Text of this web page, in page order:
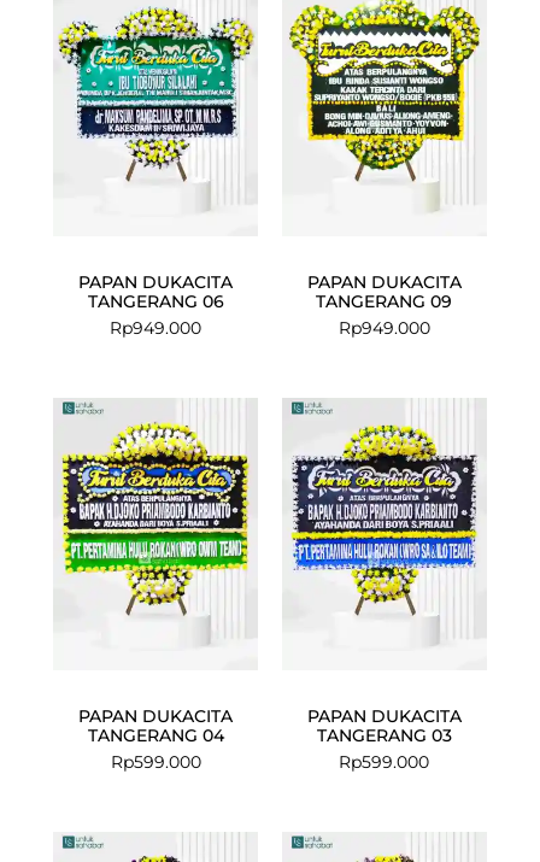
PAPAN DUKACITA
TANGERANG 06
Rp949.000
PAPAN DUKACITA
TANGERANG 09
Rp949.000
PAPAN DUKACITA
TANGERANG 04
Rp599.000
PAPAN DUKACITA
TANGERANG 03
Rp599.000